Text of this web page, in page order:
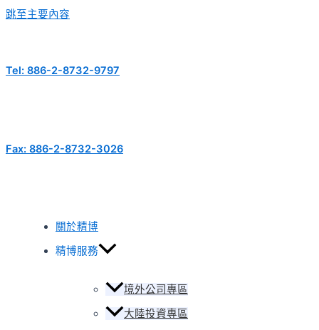
跳至主要內容
Tel: 886-2-8732-9797
Fax: 886-2-8732-3026
關於精博
精博服務
境外公司專區
大陸投資專區